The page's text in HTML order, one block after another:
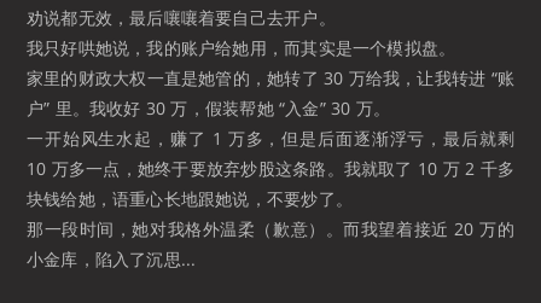
劝说都无效，最后嚷嚷着要自己去开户。
我只好哄她说，我的账户给她用，而其实是一个模拟盘。
家里的财政大权一直是她管的，她转了 30 万给我，让我转进 “账
户” 里。我收好 30 万，假装帮她 “入金” 30 万。
一开始风生水起，赚了 1 万多，但是后面逐渐浮亏，最后就剩
10 万多一点，她终于要放弃炒股这条路。我就取了 10 万 2 千多
块钱给她，语重心长地跟她说，不要炒了。
那一段时间，她对我格外温柔（歉意）。而我望着接近 20 万的
小金库，陷入了沉思...